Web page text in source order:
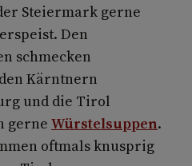
Steiermark gerne
Den
schmecken
Kärntnern
und die Tirol
gerne Würstelsuppen.
oftmals knusprig